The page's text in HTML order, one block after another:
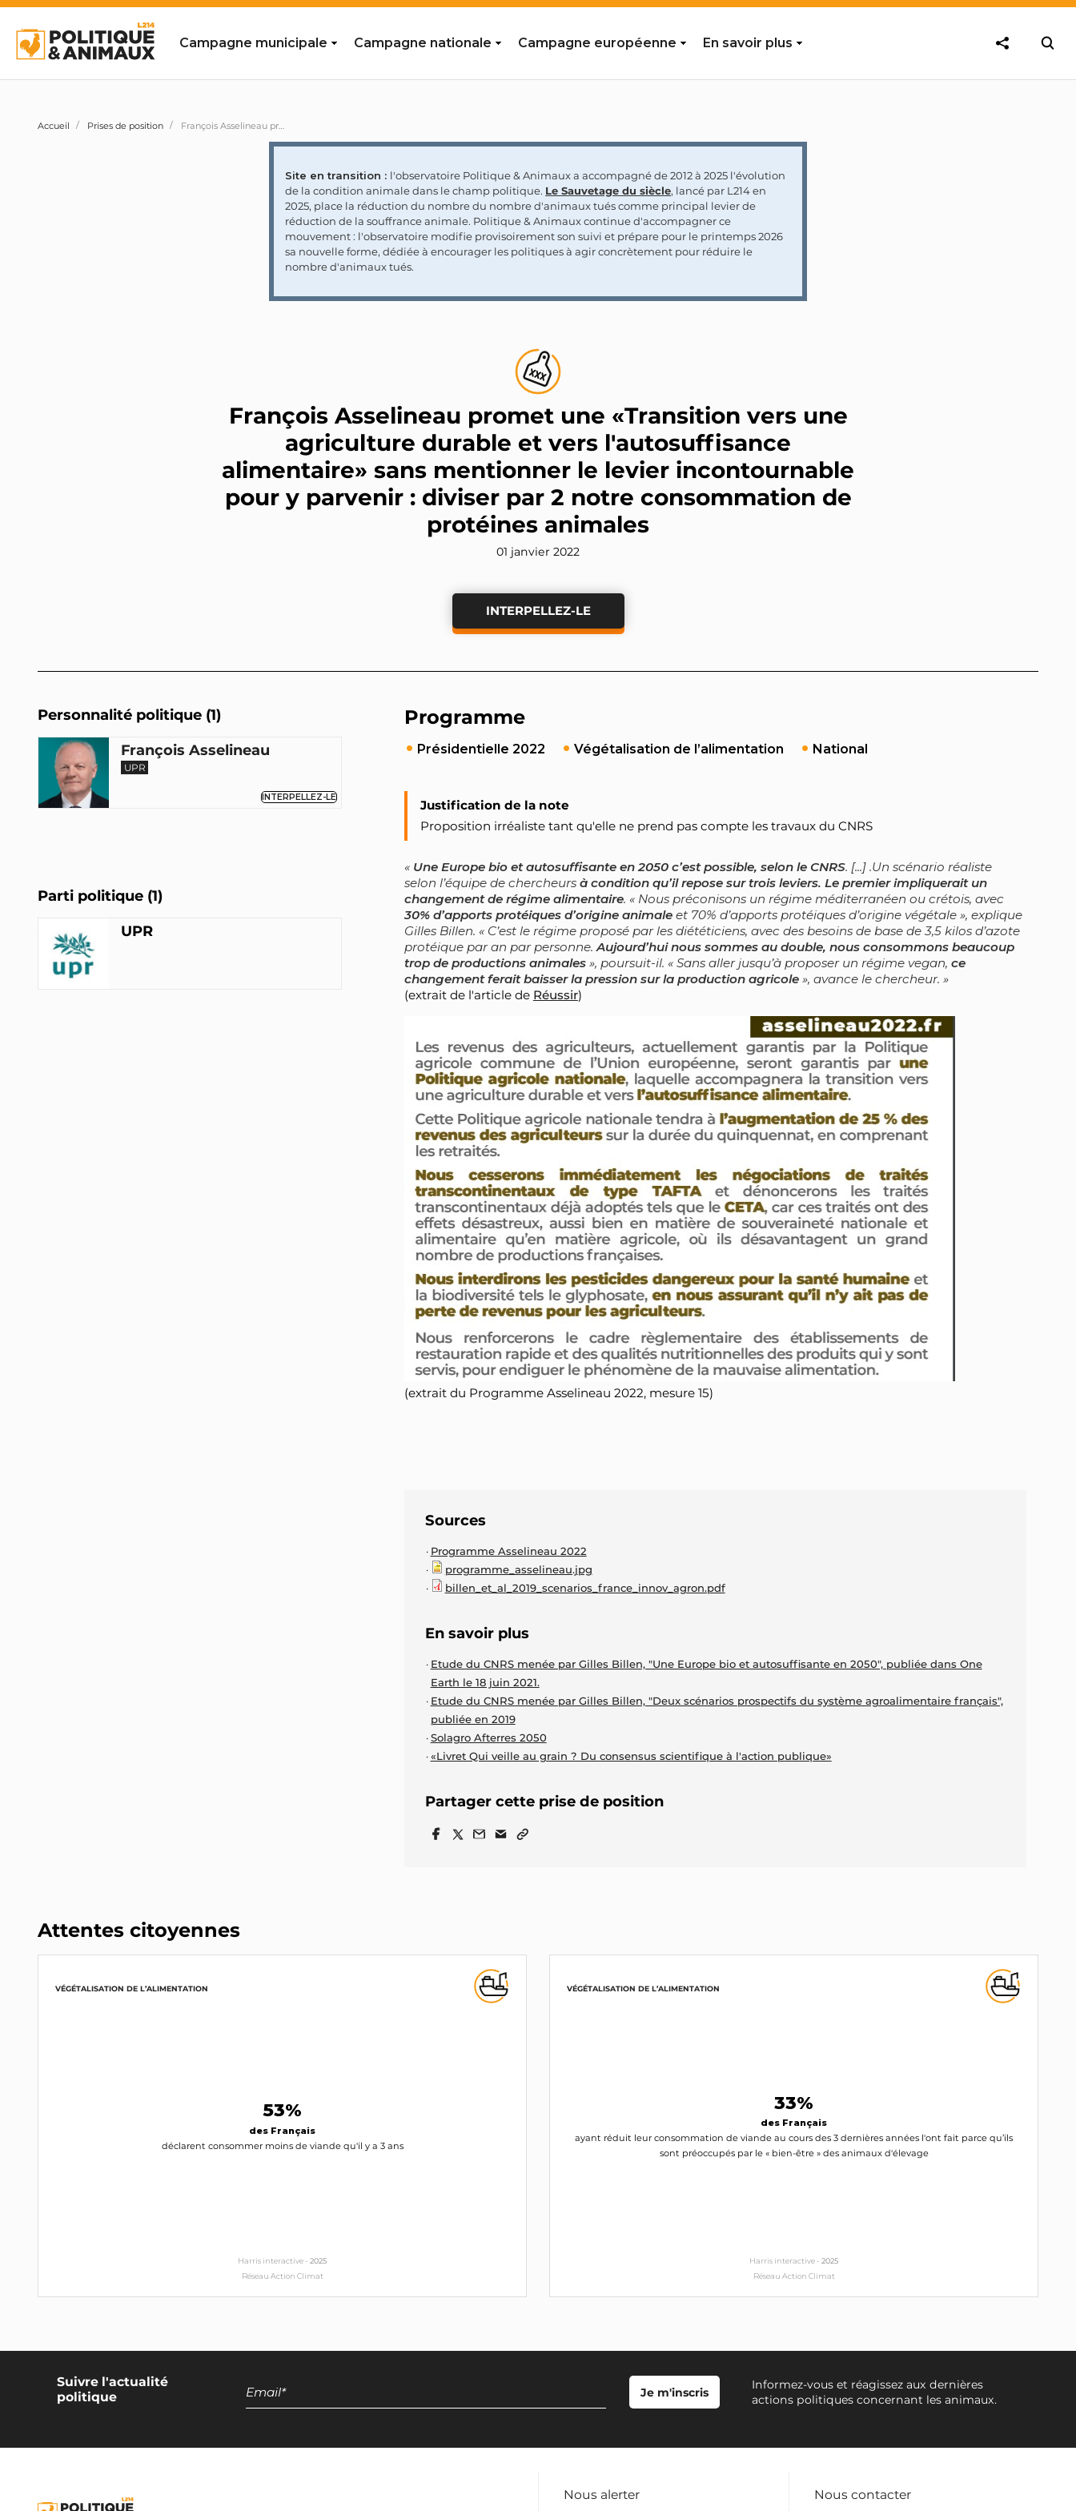
Campagne municipale Campagne nationale Campagne européenne En savoir plus
Accueil Prises de position François Asselineau promet une «Transition vers une agriculture durable et vers l'autosuffisance alimentaire» sans mentionner le levier incontournable pour y parvenir : diviser par 2 notre consommation de protéines animales
Site en transition : l'observatoire Politique & Animaux a accompagné de 2012 à 2025 l'évolution
de la condition animale dans le champ politique. Le Sauvetage du siècle, lancé par L214 en
2025, place la réduction du nombre du nombre d'animaux tués comme principal levier de
réduction de la souffrance animale. Politique & Animaux continue d'accompagner ce
mouvement : l'observatoire modifie provisoirement son suivi et prépare pour le printemps 2026
sa nouvelle forme, dédiée à encourager les politiques à agir concrètement pour réduire le
nombre d'animaux tués.
François Asselineau promet une «Transition vers une
agriculture durable et vers l'autosuffisance
alimentaire» sans mentionner le levier incontournable
pour y parvenir : diviser par 2 notre consommation de
protéines animales
01 janvier 2022
INTERPELLEZ-LE
Personnalité politique (1)
François Asselineau
UPR
INTERPELLEZ-LE
Parti politique (1)
UPR
Programme
Présidentielle 2022 Végétalisation de l’alimentation National
Justification de la note
Proposition irréaliste tant qu'elle ne prend pas compte les travaux du CNRS
Une Europe bio et autosuffisante en 2050 c’est possible, selon le CNRS. [...] .Un scénario réaliste
selon l’équipe de chercheurs à condition qu’il repose sur trois leviers. Le premier impliquerait un
changement de régime alimentaire. « Nous préconisons un régime méditerranéen ou crétois, avec
30% d’apports protéiques d’origine animaleet 70% d’apports protéiques d’origine végétale », explique
Gilles Billen. « C’est le régime proposé par les diététiciens, avec des besoins de base de 3,5 kilos d’azote
protéique par an par personne.Aujourd’hui nous sommes au double, nous consommons beaucoup
trop de productions animales», poursuit-il. « Sans aller jusqu’à proposer un régime vegan, ce
changement ferait baisser la pression sur la production agricole», avance le chercheur.
(extrait de l'article de Réussir)
(extrait du Programme Asselineau 2022, mesure 15)
Sources
Programme Asselineau 2022
programme_asselineau.jpg
billen_et_al_2019_scenarios_france_innov_agron.pdf
En savoir plus
Etude du CNRS menée par Gilles Billen, "Une Europe bio et autosuffisante en 2050", publiée dans One
Earth le 18 juin 2021.
Etude du CNRS menée par Gilles Billen, "Deux scénarios prospectifs du système agroalimentaire français",
publiée en 2019
Solagro Afterres 2050
«Livret Qui veille au grain ? Du consensus scientifique à l'action publique»
Partager cette prise de position
Attentes citoyennes
VÉGÉTALISATION DE L’ALIMENTATION
53%
des Français
déclarent consommer moins de viande qu'il y a 3 ans
Harris interactive - 2025
Réseau Action Climat
VÉGÉTALISATION DE L’ALIMENTATION
33%
des Français
ayant réduit leur consommation de viande au cours des 3 dernières années l'ont fait parce qu’ils
sont préoccupés par le « bien-être » des animaux d'élevage
Harris interactive - 2025
Réseau Action Climat
Suivre l'actualité
politique
Informez-vous et réagissez aux dernières
actions politiques concernant les animaux.
Nous alerter Nous contacter